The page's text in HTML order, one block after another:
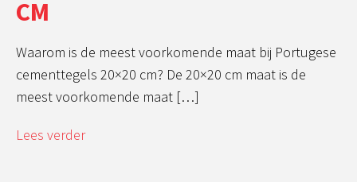
CM
Waarom is de meest voorkomende maat bij Portugese
cementtegels 20×20 cm? De 20×20 cm maat is de
meest voorkomende maat […]
Lees verder